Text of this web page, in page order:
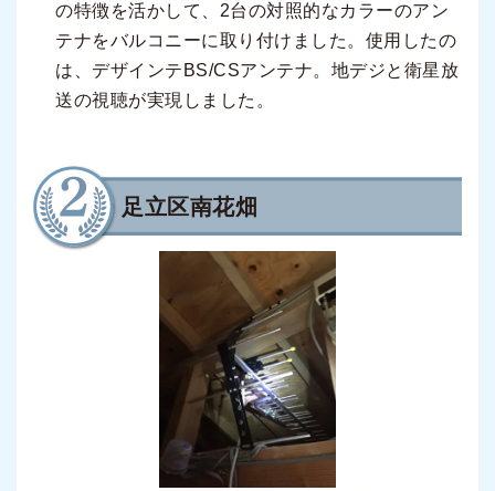
の特徴を活かして、2台の対照的なカラーのアン
テナをバルコニーに取り付けました。使用したの
は、デザインテBS/CSアンテナ。地デジと衛星放
送の視聴が実現しました。
足立区南花畑